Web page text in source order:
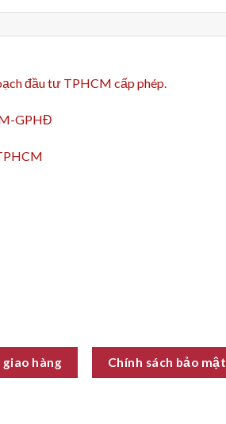
đầu tư TPHCM cấp phép.
GPHĐ
giao hàng Chính sách bảo mật